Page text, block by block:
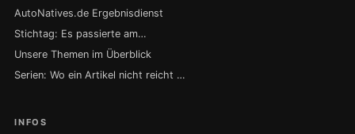
AutoNatives.de Ergebnisdienst
Stichtag: Es passierte am…
Unsere Themen im Überblick
Serien: Wo ein Artikel nicht reicht …
INFOS